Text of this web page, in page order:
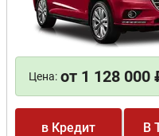
Цена: от 1 128 000
в Кредит В